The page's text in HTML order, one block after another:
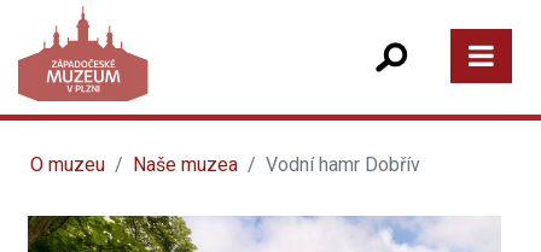
O muzeu Naše muzea Vodní hamr Dobřív